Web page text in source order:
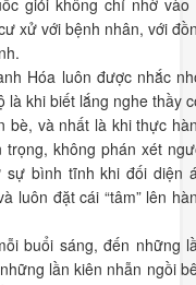
xử với bệnh nhân, với
Hóa luôn được nhắc
là khi biết lắng nghe thầy
bè, và nhất là khi thực
không phán xét
sự bình tĩnh khi đối diện
luôn đặt cái “tâm” lên
buổi sáng, đến những
lần kiên nhẫn ngồi